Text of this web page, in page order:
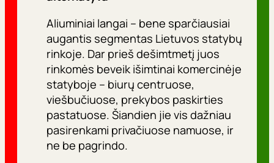
Aliuminiai langai – bene sparčiausiai
augantis segmentas Lietuvos statybų
rinkoje. Dar prieš dešimtmetį juos
rinkomės beveik išimtinai komercinėje
statyboje – biurų centruose,
viešbučiuose, prekybos paskirties
pastatuose. Šiandien jie vis dažniau
pasirenkami privačiuose namuose, ir
ne be pagrindo.